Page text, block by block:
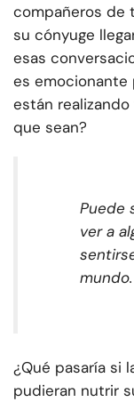
compañeros de
su cónyuge
esas
es emocionante
están
que sean?
Puede
ver a
mundo.
¿Qué pasaría si
pudieran nutrir